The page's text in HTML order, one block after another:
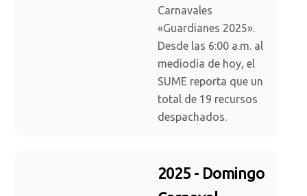
Carnavales
«Guardianes 2025».
Desde las 6:00 a.m. al
mediodía de hoy, el
SUME reporta que un
total de 19 recursos
despachados.
2025 - Domingo